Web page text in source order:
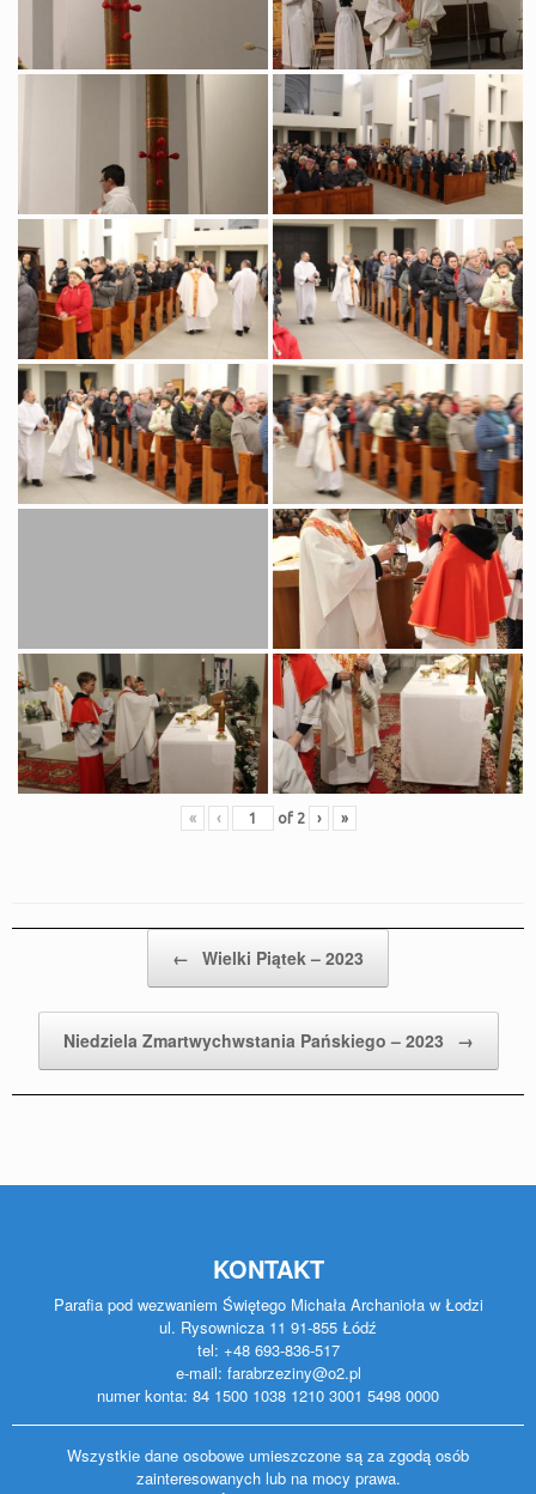
« ‹ of 2 › »
← Wielki Piątek – 2023
Niedziela Zmartwychwstania Pańskiego – 2023 →
KONTAKT
Parafia pod wezwaniem Świętego Michała Archanioła w Łodzi
ul. Rysownicza 11 91-855 Łódź
tel: +48 693-836-517
e-mail: farabrzeziny@o2.pl
numer konta: 84 1500 1038 1210 3001 5498 0000
Wszystkie dane osobowe umieszczone są za zgodą osób
zainteresowanych lub na mocy prawa.